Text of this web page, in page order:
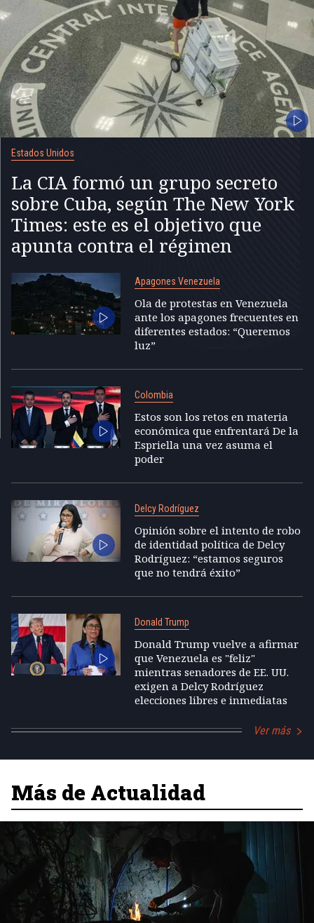
Estados Unidos
La CIA formó un grupo secreto
sobre Cuba, según The New York
Times: este es el objetivo que
apunta contra el régimen
Apagones Venezuela
Ola de protestas en Venezuela
ante los apagones frecuentes en
diferentes estados: “Queremos
luz”
Colombia
Estos son los retos en materia
económica que enfrentará De la
Espriella una vez asuma el
poder
Delcy Rodríguez
Opinión sobre el intento de robo
de identidad política de Delcy
Rodríguez: “estamos seguros
que no tendrá éxito”
Donald Trump
Donald Trump vuelve a afirmar
que Venezuela es "feliz"
mientras senadores de EE. UU.
exigen a Delcy Rodríguez
elecciones libres e inmediatas
Ver más
Más de Actualidad